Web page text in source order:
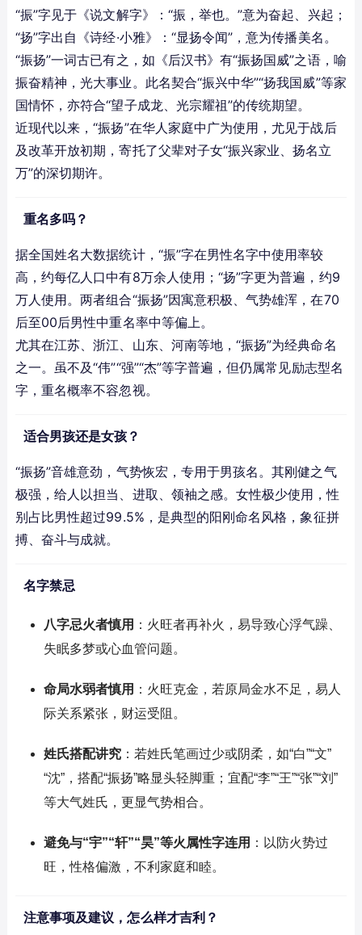
“振”字见于《说文解字》：“振，举也。”意为奋起、兴起；
“扬”字出自《诗经·小雅》：“显扬令闻”，意为传播美名。
“振扬”一词古已有之，如《后汉书》有“振扬国威”之语，喻
振奋精神，光大事业。此名契合“振兴中华”“扬我国威”等家
国情怀，亦符合“望子成龙、光宗耀祖”的传统期望。
近现代以来，“振扬”在华人家庭中广为使用，尤见于战后
及改革开放初期，寄托了父辈对子女“振兴家业、扬名立
万”的深切期许。
重名多吗？
据全国姓名大数据统计，“振”字在男性名字中使用率较
高，约每亿人口中有8万余人使用；“扬”字更为普遍，约9
万人使用。两者组合“振扬”因寓意积极、气势雄浑，在70
后至00后男性中重名率中等偏上。
尤其在江苏、浙江、山东、河南等地，“振扬”为经典命名
之一。虽不及“伟”“强”“杰”等字普遍，但仍属常见励志型名
字，重名概率不容忽视。
适合男孩还是女孩？
“振扬”音雄意劲，气势恢宏，专用于男孩名。其刚健之气
极强，给人以担当、进取、领袖之感。女性极少使用，性
别占比男性超过99.5%，是典型的阳刚命名风格，象征拼
搏、奋斗与成就。
名字禁忌
八字忌火者慎用 ：火旺者再补火，易导致心浮气躁、
失眠多梦或心血管问题。
命局水弱者慎用 ：火旺克金，若原局金水不足，易人
际关系紧张，财运受阻。
姓氏搭配讲究：若姓氏笔画过少或阴柔，如“白”“文”
“沈”，搭配“振扬”略显头轻脚重；宜配“李”“王”“张”“刘”
等大气姓氏，更显气势相合。
避免与“宇”“轩”“昊”等火属性字连用 ：以防火势过
旺，性格偏激，不利家庭和睦。
注意事项及建议，怎么样才吉利？